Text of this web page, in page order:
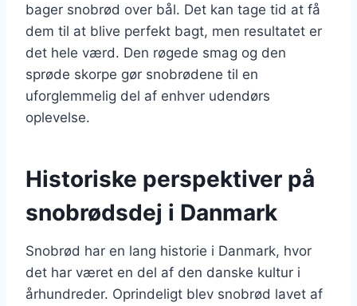
bager snobrød over bål. Det kan tage tid at få
dem til at blive perfekt bagt, men resultatet er
det hele værd. Den røgede smag og den
sprøde skorpe gør snobrødene til en
uforglemmelig del af enhver udendørs
oplevelse.
Historiske perspektiver på
snobrødsdej i Danmark
Snobrød har en lang historie i Danmark, hvor
det har været en del af den danske kultur i
århundreder. Oprindeligt blev snobrød lavet af